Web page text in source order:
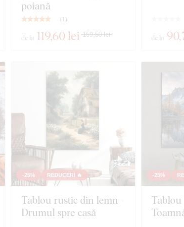
poiană
(1)
de la 119,60 lei 159,50 lei de la 90
-25% REDUCERI 🔥
Tablou rustic din lemn -
Drumul spre casă
-25%